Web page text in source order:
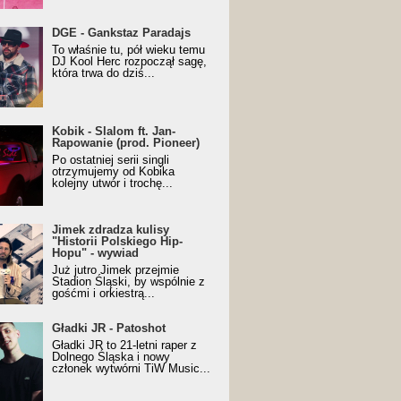
z nagrodą za
Trueschoolowy
Roku (Popkillery 2023)
DGE - Gankstaz Paradajs
To właśnie tu, pół wieku temu
DJ Kool Herc rozpoczął sagę,
która trwa do dziś...
- Slalom ft. Jan-
(prod. Pioneer)
Music Visualiser]
Kobik - Slalom ft. Jan-
Rapowanie (prod. Pioneer)
Po ostatniej serii singli
otrzymujemy od Kobika
kolejny utwór i trochę...
zdradza kulisy "Historii
Hip-Hopu" - wywiad
Jimek zdradza kulisy
"Historii Polskiego Hip-
Hopu" - wywiad
Już jutro Jimek przejmie
Stadion Śląski, by wspólnie z
gośćmi i orkiestrą...
JR - Patoshot
Gładki JR - Patoshot
Gładki JR to 21-letni raper z
Dolnego Śląska i nowy
członek wytwórni TiW Music...